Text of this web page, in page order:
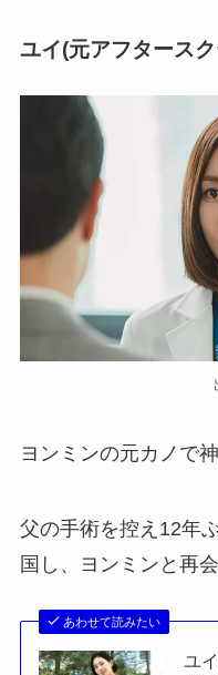
ユイ(元アフタース
ヨンミンの元カノで
父の手術を控え12年
国し、ヨンミンと再会
あわせて読みたい
ユ